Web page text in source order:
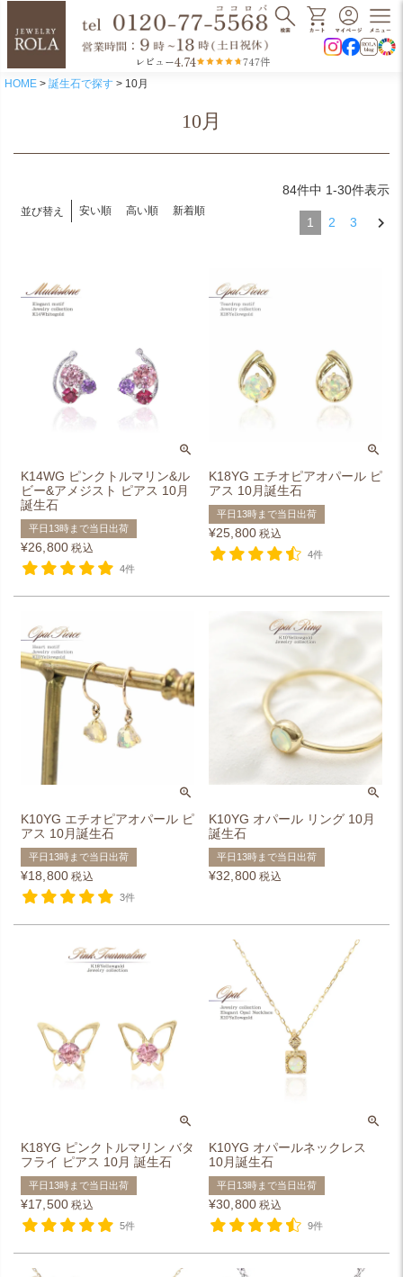
レビュー4.74 747件
HOME 誕生石で探す 10月
10月
並び替え 安い順 高い順 新着順
84件中 1-30件表示
1 2 3
K14WG ピンクトルマリン&ル
ビー&アメジスト ピアス 10月
誕生石
平日13時まで当日出荷
¥26,800 税込
4件
K18YG エチオピアオパール ピ
アス 10月誕生石
平日13時まで当日出荷
¥25,800 税込
4件
K10YG エチオピアオパール ピ
アス 10月誕生石
平日13時まで当日出荷
¥18,800 税込
3件
K10YG オパール リング 10月
誕生石
平日13時まで当日出荷
¥32,800 税込
K18YG ピンクトルマリン バタ
フライ ピアス 10月 誕生石
平日13時まで当日出荷
¥17,500 税込
5件
K10YG オパールネックレス
10月誕生石
平日13時まで当日出荷
¥30,800 税込
9件